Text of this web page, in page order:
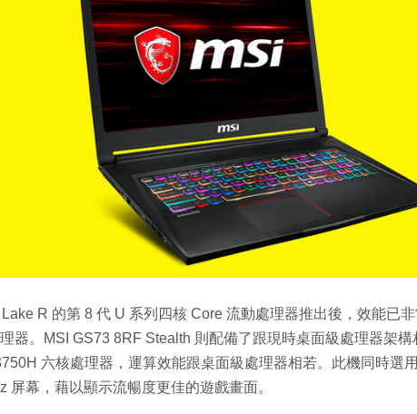
R 的第 8 代 U 系列四核 Core 流動處理器推出後，效能已
器。MSI GS73 8RF Stealth 則配備了跟現時桌面級處理器架
六核處理器，運算效能跟桌面級處理器相若。此機同時選
屏幕，藉以顯示流暢度更佳的遊戲畫面。